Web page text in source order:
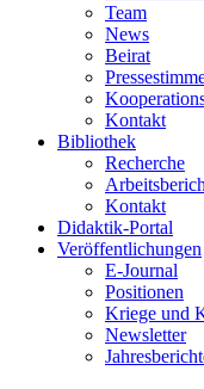
Team
News
Beirat
Kontakt
Bibliothek
Recherche
Kontakt
Didaktik-Portal
Veröffentlichungen
E­-Journal
Positionen
Kriege und
Newsletter